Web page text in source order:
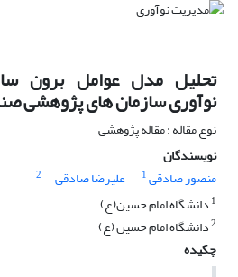
تحلیل مدل عوامل برون
نوآوری سازمان های پژوهشی
نوع مقاله : مقاله پژوهشی
نویسندگان
منصور صادقی1 علیرضا صادقی
2
1 دانشگاه امام حسین(ع)
2دانشگاه امام حسین (ع)
چکیده